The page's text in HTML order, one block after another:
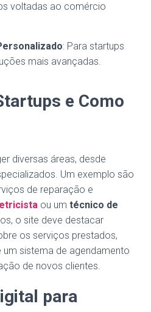
voltadas ao comércio
: Para startups
mais avançadas.
e Como
diversas áreas, desde
Um exemplo são
de reparação e
ou um técnico de
o site deve destacar
os serviços prestados,
sistema de agendamento
de novos clientes.
para